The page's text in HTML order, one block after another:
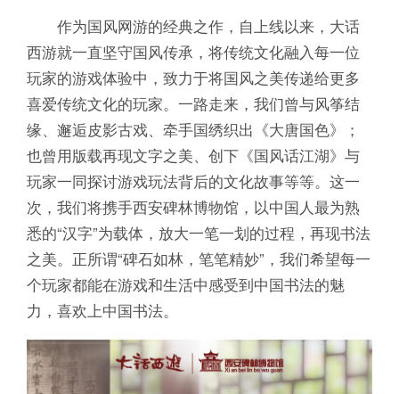
作为国风网游的经典之作，自上线以来，大话
西游就一直坚守国风传承，将传统文化融入每一位
玩家的游戏体验中，致力于将国风之美传递给更多
喜爱传统文化的玩家。一路走来，我们曾与风筝结
缘、邂逅皮影古戏、牵手国绣织出《大唐国色》；
也曾用版载再现文字之美、创下《国风话江湖》与
玩家一同探讨游戏玩法背后的文化故事等等。这一
次，我们将携手西安碑林博物馆，以中国人最为熟
悉的“汉字”为载体，放大一笔一划的过程，再现书法
之美。正所谓“碑石如林，笔笔精妙”，我们希望每一
个玩家都能在游戏和生活中感受到中国书法的魅
力，喜欢上中国书法。